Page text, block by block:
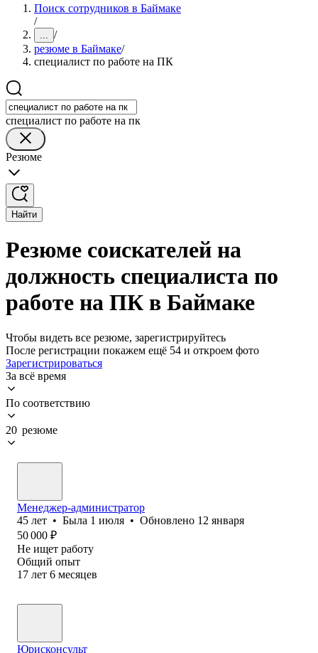
Поиск сотрудников в Баймаке
/
... /
резюме в Баймаке/
специалист по работе на ПК
специалист по работе на пк
Резюме
Найти
Резюме соискателей на
должность специалиста по
работе на ПК в Баймаке
Чтобы видеть все резюме, зарегистрируйтесь
После регистрации покажем ещё 54 и откроем фото
Зарегистрироваться
За всё время
По соответствию
20 резюме
Менеджер-администратор
45 лет • Была 1 июля • Обновлено 12 января
50 000 ₽
Не ищет работу
Общий опыт
17 лет 6 месяцев
Юрисконсульт